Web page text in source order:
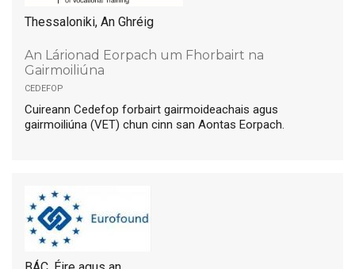
Thessaloniki, An Ghréig
An Lárionad Eorpach um Fhorbairt na
Gairmoiliúna
cedefop
Cuireann Cedefop forbairt gairmoideachais agus
gairmoiliúna (VET) chun cinn san Aontas Eorpach.